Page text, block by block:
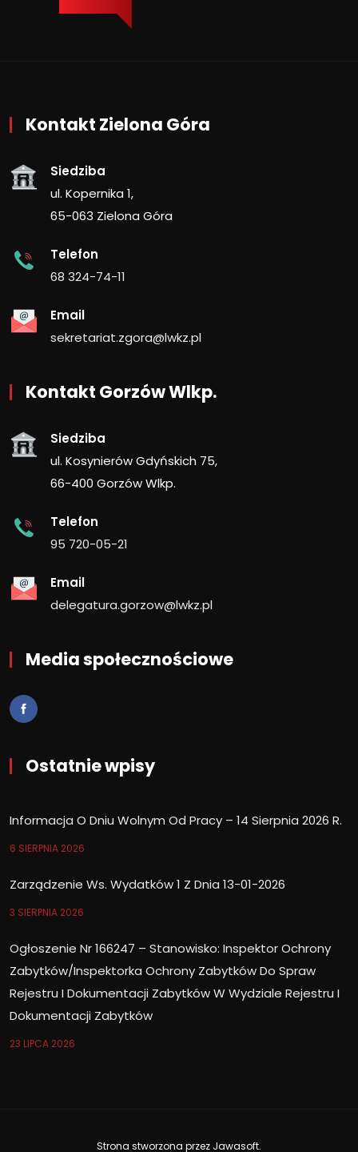
Kontakt Zielona Góra
Siedziba
ul. Kopernika 1,
65-063 Zielona Góra
Telefon
68 324-74-11
Email
sekretariat.zgora@lwkz.pl
Kontakt Gorzów Wlkp.
Siedziba
ul. Kosynierów Gdyńskich 75,
66-400 Gorzów Wlkp.
Telefon
95 720-05-21
Email
delegatura.gorzow@lwkz.pl
Media społecznościowe
Ostatnie wpisy
Informacja O Dniu Wolnym Od Pracy – 14 Sierpnia 2026 R.
6 SIERPNIA 2026
Zarządzenie Ws. Wydatków 1 Z Dnia 13-01-2026
3 SIERPNIA 2026
Ogłoszenie Nr 166247 – Stanowisko: Inspektor Ochrony
Zabytków/Inspektorka Ochrony Zabytków Do Spraw
Rejestru I Dokumentacji Zabytków W Wydziale Rejestru I
Dokumentacji Zabytków
23 LIPCA 2026
Strona stworzona przez Jawasoft.